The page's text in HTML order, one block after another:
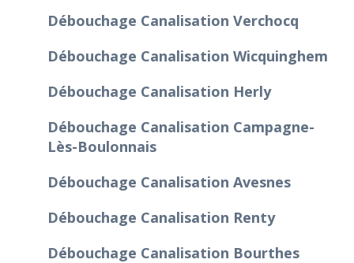
Débouchage Canalisation Verchocq
Débouchage Canalisation Wicquinghem
Débouchage Canalisation Herly
Débouchage Canalisation Campagne-
Lès-Boulonnais
Débouchage Canalisation Avesnes
Débouchage Canalisation Renty
Débouchage Canalisation Bourthes